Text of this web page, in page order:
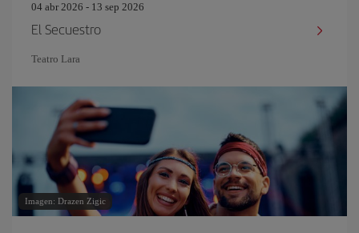
04 abr 2026 - 13 sep 2026
El Secuestro
Teatro Lara
Imagen: Drazen Zigic